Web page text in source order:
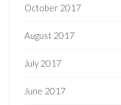
October 2017
August 2017
July 2017
June 2017